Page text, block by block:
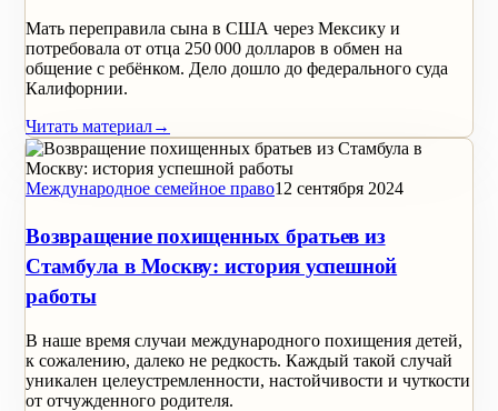
Мать переправила сына в США через Мексику и
потребовала от отца 250 000 долларов в обмен на
общение с ребёнком. Дело дошло до федерального суда
Калифорнии.
Читать материал→
Международное семейное право12 сентября 2024
Возвращение похищенных братьев из
Стамбула в Москву: история успешной
работы
В наше время случаи международного похищения детей,
к сожалению, далеко не редкость. Каждый такой случай
уникален целеустремленности, настойчивости и чуткости
от отчужденного родителя.